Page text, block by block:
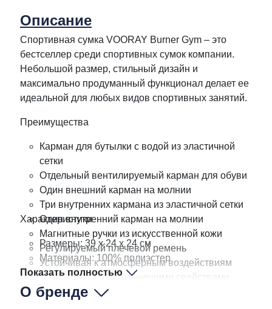
Описание
Спортивная сумка VOORAY Burner Gym – это
бестселлер среди спортивных сумок компании.
Небольшой размер, стильный дизайн и
максимально продуманный функционал делает ее
идеальной для любых видов спортивных занятий.
Преимущества
Карман для бутылки с водой из эластичной
сетки
Отдельный вентилируемый карман для обуви
Один внешний карман на молнии
Три внутренних кармана из эластичной сетки
Один внутренний карман на молнии
Магнитные ручки из искусственной кожи
Регулируемый плечевой ремень
Устойчивая к атмосферным воздействиям
ткань с водоотталкивающими свойствами
Высококачественная надежная фурнитура
Характеристики
Размеры: 39 x 24 x 24 см
Материалы: 100% полиэстер
Вместимость: 23 литра
Показать полностью
О бренде